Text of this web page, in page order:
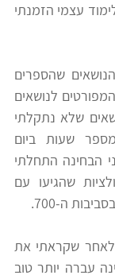
עצמי הזמנתי
שהספרים
לנושאים
שלא נתקלתי
שעות ביום
הבחינה התחלתי
שהגיעו עם
ה-700.
לאחר שקראתי את
עברה יותר טוב